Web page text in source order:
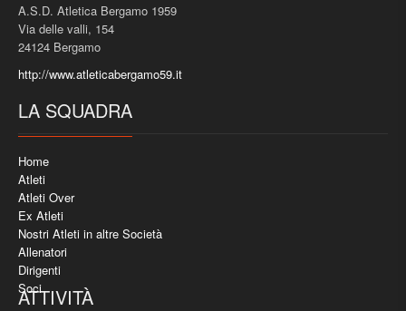
A.S.D. Atletica Bergamo 1959
Via delle valli, 154
24124 Bergamo
http://www.atleticabergamo59.it
LA SQUADRA
Home
Atleti
Atleti Over
Ex Atleti
Nostri Atleti in altre Società
Allenatori
Dirigenti
Soci
ATTIVITÀ